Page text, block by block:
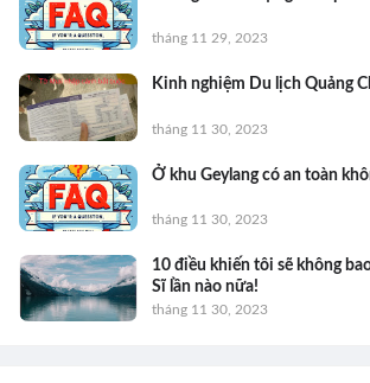
tháng 11 29, 2023
Kinh nghiệm Du lịch Quảng
tháng 11 30, 2023
Ở khu Geylang có an toàn
tháng 11 30, 2023
10 điều khiến tôi sẽ không
Sĩ lần nào nữa!
tháng 11 30, 2023